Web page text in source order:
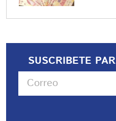
SUSCRIBETE